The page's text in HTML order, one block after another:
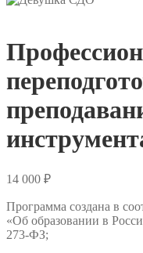
14 000 ₽
Программа создана в
«Об образовании в
273-ФЗ;